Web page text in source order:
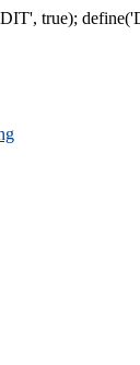
true);